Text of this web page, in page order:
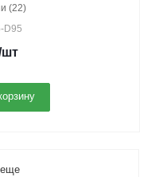
(22)
D95
еще